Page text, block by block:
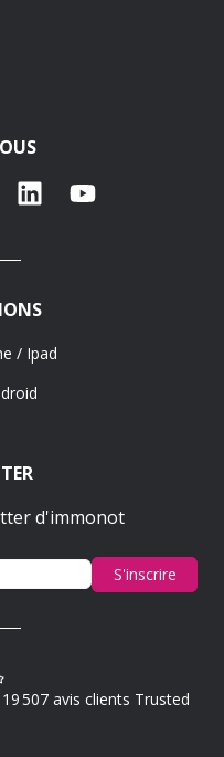
LinkedInYouTube
/ Ipad
d'immonot
S'inscrire
507 avis clients Trusted